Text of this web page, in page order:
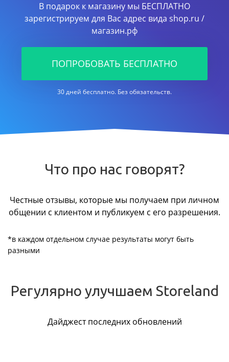
В подарок к магазину мы БЕСПЛАТНО
зарегистрируем для Вас адрес вида shop.ru /
магазин.рф
ПОПРОБОВАТЬ БЕСПЛАТНО
30 дней бесплатно. Без обязательств.
Что про нас говорят?
Честные отзывы, которые мы получаем при личном
общении с клиентом и публикуем с его разрешения.
*в каждом отдельном случае результаты могут быть
разными
Регулярно улучшаем Storeland
Дайджест последних обновлений